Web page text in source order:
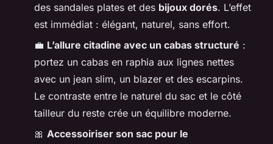
des sandales plates et des bijoux dorés. L’effet
est immédiat : élégant, naturel, sans effort.
💼 L’allure citadine avec un cabas structuré :
portez un cabas en raphia aux lignes nettes
avec un jean slim, un blazer et des escarpins.
Le contraste entre le naturel du sac et le côté
tailleur du reste crée un équilibre moderne.
🎀 Accessoiriser son sac pour le